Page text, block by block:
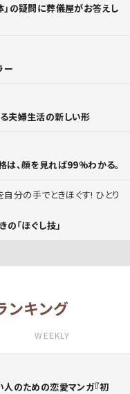
」の疑問に葬儀屋がお答えし
ー
夫婦生活の新しい形
、顔を見れば99%わかる。
分の手でときほぐす! ひとり
「ほぐし技」
ンキング
WEEKLY
人のための恋愛マンガ『初